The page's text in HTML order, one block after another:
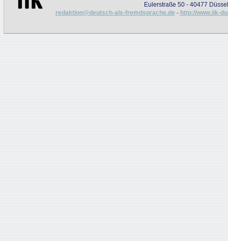
Eulerstraße 50 - 40477
redaktion@deutsch-als-fremdsprache.de - http://www.iik-